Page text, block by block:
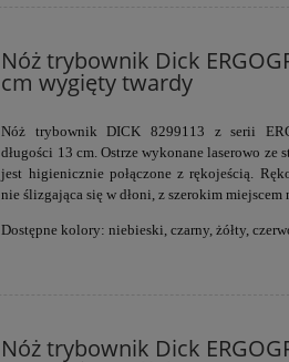
Nóż trybownik Dick
cm wygięty twardy
Nóż trybownik DICK 8299113 z serii
długości 13 cm. Ostrzewykonane laserowo ze
jest higienicznie połączone z rękojeścią.
nie ślizgająca się w dłoni, z szerokim miejscem
Dostępne kolory: niebieski, czarny, żółty,
Nóż trybownik Dick